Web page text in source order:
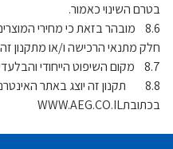
בטרם השינוי כאמור.
8.6 מובהר בזאת כי מחירי
חלק מתנאי הרכישה ו/או מתקנון
8.7 מקום השיפוט הייחודי והבלעדי יהיה בבית המשפט בתל אביב.
8.8 תקנון זה יוצג באתר
בכתובתWWW.AEG.CO.IL